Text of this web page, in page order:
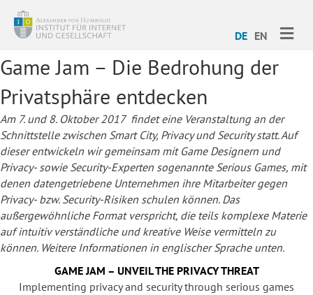
DE EN
Game Jam – Die Bedrohung der
Privatsphäre entdecken
Am 7. und 8. Oktober 2017 findet eine Veranstaltung an der
Schnittstelle zwischen Smart City, Privacy und Security statt. Auf
dieser entwickeln wir gemeinsam mit Game Designern und
Privacy- sowie Security-Experten sogenannte Serious Games, mit
denen datengetriebene Unternehmen ihre Mitarbeiter gegen
Privacy- bzw. Security-Risiken schulen können. Das
außergewöhnliche Format verspricht, die teils komplexe Materie
auf intuitiv verständliche und kreative Weise vermitteln zu
können. Weitere Informationen in englischer Sprache unten.
GAME JAM – UNVEIL THE PRIVACY THREAT
Implementing privacy and security through serious games